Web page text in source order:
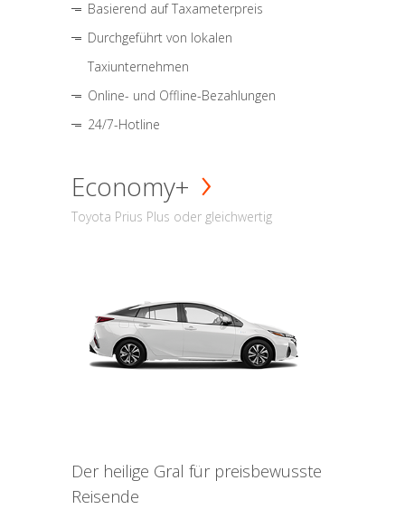
Basierend auf Taxameterpreis
Durchgeführt von lokalen
Taxiunternehmen
Online- und Offline-Bezahlungen
24/7-Hotline
Economy+
Toyota Prius Plus oder gleichwertig
Der heilige Gral für preisbewusste
Reisende